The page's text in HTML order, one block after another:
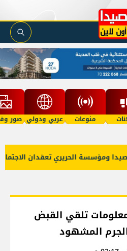
منوعات عربي ودولي صور
ومؤسسة الحريري تعقدان الاجتماع
تلقي القبض
المشهود